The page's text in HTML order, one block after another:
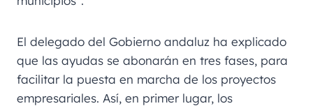
El delegado del Gobierno andaluz ha explicado
que las ayudas se abonarán en tres fases, para
facilitar la puesta en marcha de los proyectos
empresariales. Así, en primer lugar, los